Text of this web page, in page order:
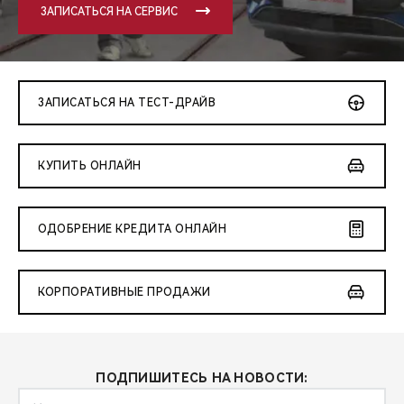
БЛАГОТВОРИТЕЛЬНОСТЬ
CHERY REMOTE
CHERY И СПОРТ
НАШИ МЕРОПРИЯТИЯ
ВИДЕООБЗОРЫ
CHERY ДЛЯ ДЕТЕЙ
ЗАПИСАТЬСЯ НА СЕРВИС
ЗАПИСАТЬСЯ НА ТЕСТ-ДРАЙВ
КУПИТЬ ОНЛАЙН
ОДОБРЕНИЕ КРЕДИТА ОНЛАЙН
КОРПОРАТИВНЫЕ ПРОДАЖИ
ПОДПИШИТЕСЬ НА НОВОСТИ: